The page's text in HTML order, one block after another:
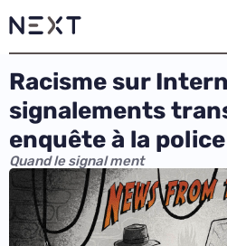
Racisme sur
signalements
enquête à la police
Quand le signal ment